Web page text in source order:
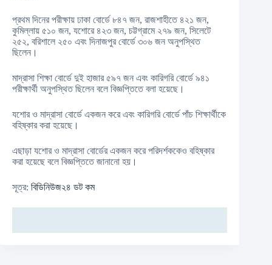
প্রথম দিনের পরীক্ষায় ঢাকা বোর্ডে ৮৪৭ জন, রাজশাহীতে ৪২১ জন,
কুমিল্লায় ৫১০ জন, যশোরে ৪২৩ জন, চট্টগ্রামে ২৭৯ জন, সিলেটে
২৫২, বরিশালে ২৫০ এবং দিনাজপুর বোর্ডে ৩০৬ জন অনুপস্থিত
ছিলেন।
মাদ্রাসা শিক্ষা বোর্ডে দুই হাজার ৫৯৭ জন এবং কারিগরি বোর্ডে ৯৪১
পরীক্ষার্থী অনুপস্থিত ছিলেন বলে বিজ্ঞপ্তিতে বলা হয়েছে।
যশোর ও মাদ্রাসা বোর্ডে একজন করে এবং কারিগরি বোর্ডে পাঁচ শিক্ষার্থীকে
বহিষ্কার করা হয়েছে।
এছাড়া যশোর ও মাদ্রাসা বোর্ডের একজন করে পরিদর্শককেও বহিষ্কার
করা হয়েছে বলে বিজ্ঞপ্তিতে জানানো হয়।
সূত্র: বিডিনিউজ২৪ ডট কম